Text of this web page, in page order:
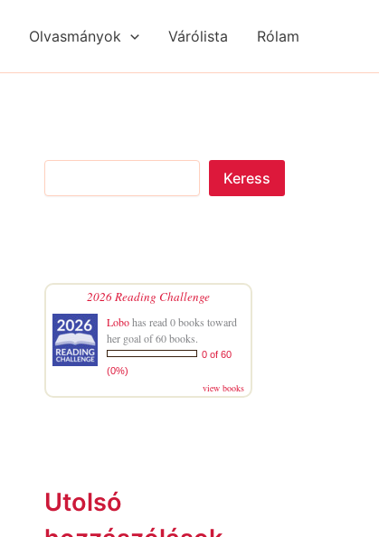
Olvasmányok Várólista Rólam
a
Keress
2026 Reading Challenge
Lobohas read 0 books toward
her goal of 60 books.
0 of 60
(0%)
view books
Utolsó
g
g